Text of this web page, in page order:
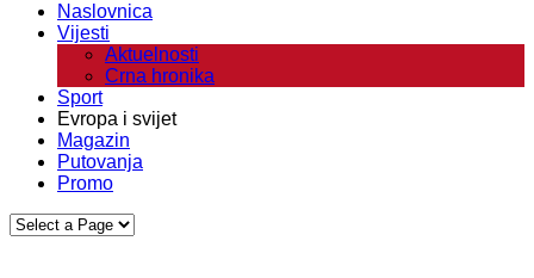
Naslovnica
Vijesti
Aktuelnosti
Crna hronika
Sport
Evropa i svijet
Magazin
Putovanja
Promo